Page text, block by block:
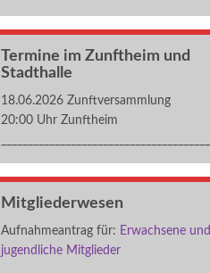
Termine im Zunftheim und
Stadthalle
18.06.2026 Zunftversammlung
20:00 Uhr Zunftheim
Mitgliederwesen
Aufnahmeantrag für: Erwachsene und
jugendliche Mitglieder